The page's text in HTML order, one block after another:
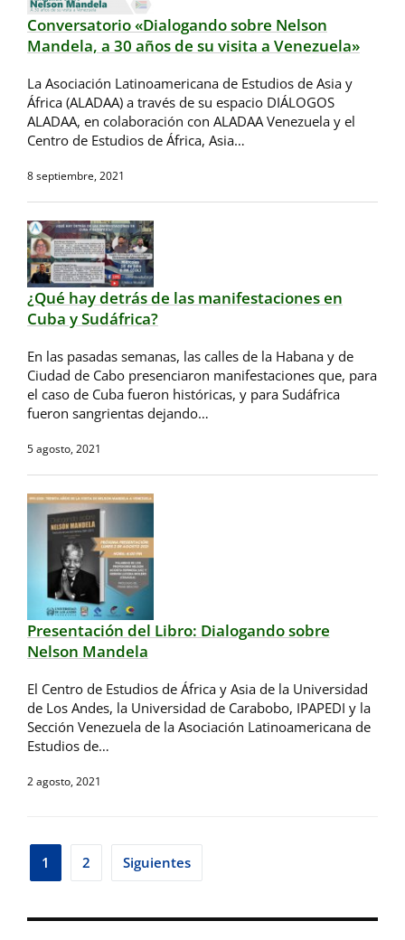
Conversatorio «Dialogando sobre Nelson
Mandela, a 30 años de su visita a Venezuela»
La Asociación Latinoamericana de Estudios de Asia y
África (ALADAA) a través de su espacio DIÁLOGOS
ALADAA, en colaboración con ALADAA Venezuela y el
Centro de Estudios de África, Asia…
8 septiembre, 2021
¿Qué hay detrás de las manifestaciones en
Cuba y Sudáfrica?
En las pasadas semanas, las calles de la Habana y de
Ciudad de Cabo presenciaron manifestaciones que, para
el caso de Cuba fueron históricas, y para Sudáfrica
fueron sangrientas dejando…
5 agosto, 2021
Presentación del Libro: Dialogando sobre
Nelson Mandela
El Centro de Estudios de África y Asia de la Universidad
de Los Andes, la Universidad de Carabobo, IPAPEDI y la
Sección Venezuela de la Asociación Latinoamericana de
Estudios de…
2 agosto, 2021
Paginación
entradas
1 2 Siguientes